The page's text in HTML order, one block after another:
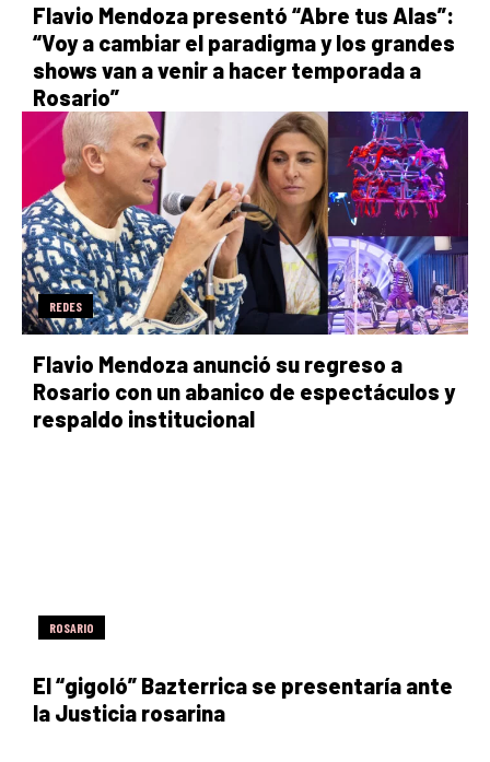
Flavio Mendoza presentó “Abre tus Alas”:
“Voy a cambiar el paradigma y los grandes
shows van a venir a hacer temporada a
Rosario”
REDES
Flavio Mendoza anunció su regreso a
Rosario con un abanico de espectáculos y
respaldo institucional
ROSARIO
El “gigoló” Bazterrica se presentaría ante
la Justicia rosarina